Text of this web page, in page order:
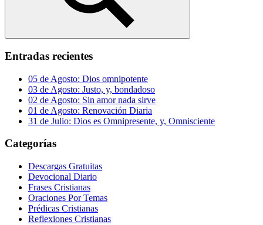
Buscar
Entradas recientes
05 de Agosto: Dios omnipotente
03 de Agosto: Justo, y, bondadoso
02 de Agosto: Sin amor nada sirve
01 de Agosto: Renovación Diaria
31 de Julio: Dios es Omnipresente, y, Omnisciente
Categorías
Descargas Gratuitas
Devocional Diario
Frases Cristianas
Oraciones Por Temas
Prédicas Cristianas
Reflexiones Cristianas